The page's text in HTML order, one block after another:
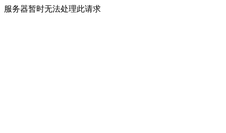
服务器暂时无法处理此请求